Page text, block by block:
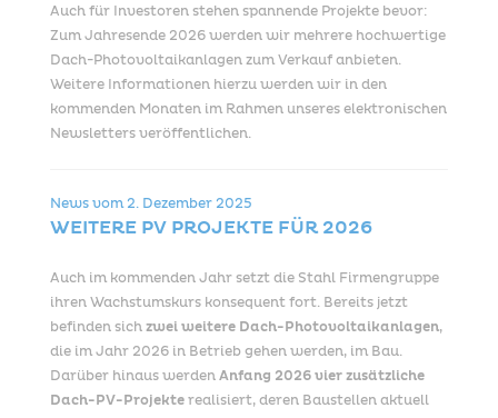
Auch für Investoren stehen spannende Projekte bevor:
Zum Jahresende 2026 werden wir mehrere hochwertige
Dach-Photovoltaikanlagen zum Verkauf anbieten.
Weitere Informationen hierzu werden wir in den
kommenden Monaten im Rahmen unseres elektronischen
Newsletters veröffentlichen.
News vom2. Dezember 2025
WEITERE PV PROJEKTE FÜR 2026
Auch im kommenden Jahr setzt die Stahl Firmengruppe
ihren Wachstumskurs konsequent fort. Bereits jetzt
befinden sich zwei weitere Dach-Photovoltaikanlagen,
die im Jahr 2026 in Betrieb gehen werden, im Bau.
Darüber hinaus werden Anfang 2026 vier zusätzliche
Dach-PV-Projekterealisiert, deren Baustellen aktuell